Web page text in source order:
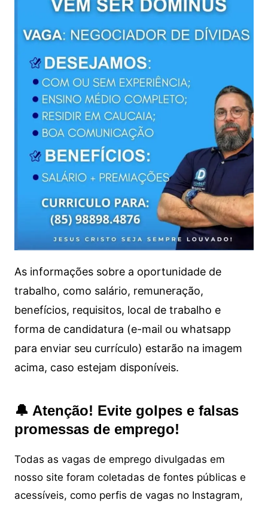
As informações sobre a oportunidade de
trabalho, como salário, remuneração,
benefícios, requisitos, local de trabalho e
forma de candidatura (e-mail ou whatsapp
para enviar seu currículo) estarão na imagem
acima, caso estejam disponíveis.
🔔 Atenção! Evite golpes e falsas
promessas de emprego!
Todas as vagas de emprego divulgadas em
nosso site foram coletadas de fontes públicas e
acessíveis, como perfis de vagas no Instagram,